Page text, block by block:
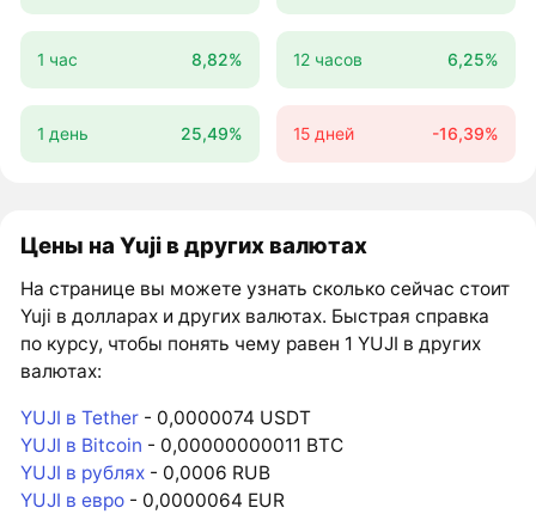
1 час 8,82% 12 часов 6,25%
1 день 25,49% 15 дней -16,39%
Цены на Yuji в других валютах
На странице вы можете узнать сколько сейчас стоит
Yuji в долларах и других валютах. Быстрая справка
по курсу, чтобы понять чему равен 1 YUJI в других
валютах:
YUJI в Tether - 0,0000074 USDT
YUJI в Bitcoin - 0,00000000011 BTC
YUJI в рублях - 0,0006 RUB
YUJI в евро - 0,0000064 EUR